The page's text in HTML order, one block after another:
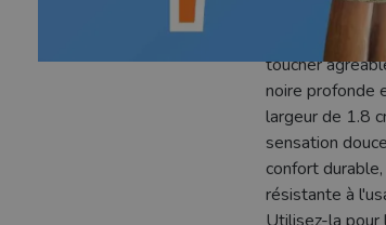
Découvrez
naturelle et
toucher
noire profonde
largeur de 1.8
sensation
confort
résistante à